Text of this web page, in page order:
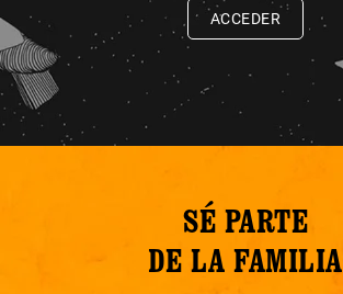
ACCEDER
SÉ PARTE
DE LA FAMILIA